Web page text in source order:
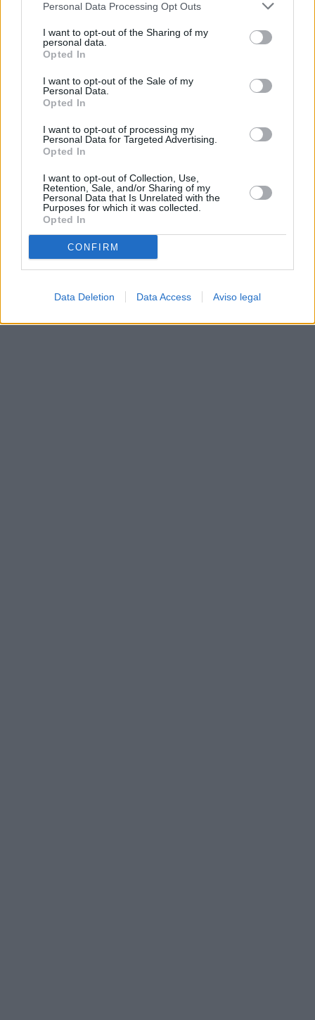
negar su consentimiento. Tenga en cuenta que algún
de su consentimiento, pero usted tiene el derecho de
rechazar tal procesamiento. Sus preferencias se aplicarán
cualquier momento entrando de nuevo en este sitio web o
visitando nuestra política de privacidad.
Personal Data Processing Opt Outs
I want to opt-out of the Sharing of my
personal data.
Opted In
I want to opt-out of the Sale of my
Personal Data.
Opted In
I want to opt-out of processing my
Personal Data for Targeted Advertising.
Opted In
I want to opt-out of Collection, Use,
Retention, Sale, and/or Sharing of my
Personal Data that Is Unrelated with the
Purposes for which it was collected.
Opted In
CONFIRM
Data Deletion Data Access Aviso legal